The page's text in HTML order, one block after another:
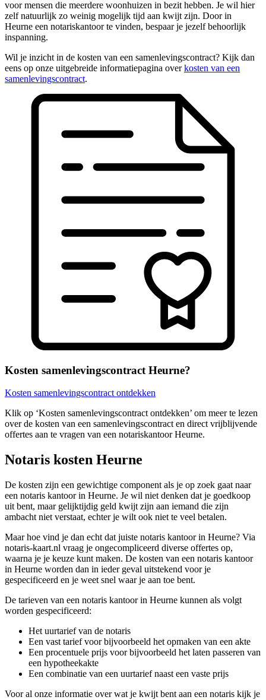
voor mensen die meerdere woonhuizen in bezit hebben. Je wil hier
zelf natuurlijk zo weinig mogelijk tijd aan kwijt zijn. Door in
Heurne een notariskantoor te vinden, bespaar je jezelf behoorlijk
inspanning.
Wil je inzicht in de kosten van een samenlevingscontract? Kijk dan
eens op onze uitgebreide informatiepagina overkosten van een
samenlevingscontract.
Kosten samenlevingscontract Heurne?
Kosten samenlevingscontract ontdekken
Klik op ‘Kosten samenlevingscontract ontdekken’ om meer te lezen
over de kosten van een samenlevingscontract en direct vrijblijvende
offertes aan te vragen van een notariskantoor Heurne.
Notaris kosten Heurne
De kosten zijn een gewichtige component als je op zoek gaat naar
een notaris kantoor in Heurne. Je wil niet denken dat je goedkoop
uit bent, maar gelijktijdig geld kwijt zijn aan iemand die zijn
ambacht niet verstaat, echter je wilt ook niet te veel betalen.
Maar hoe vind je dan echt dat juiste notaris kantoor in Heurne? Via
notaris-kaart.nl vraag je ongecompliceerd diverse offertes op,
waarna je je keuze kunt maken. De kosten van een notaris kantoor
in Heurne worden dan in ieder geval uitstekend voor je
gespecificeerd en je weet snel waar je aan toe bent.
De tarieven van een notaris kantoor in Heurne kunnen als volgt
worden gespecificeerd:
Het uurtarief van de notaris
Een vast tarief voor bijvoorbeeld het opmaken van een akte
Een procentuele prijs voor bijvoorbeeld het laten passeren van
een hypotheekakte
Een combinatie van een uurtarief naast een vaste prijs
Voor al onze informatie over wat je kwijt bent aan een notaris kijk je